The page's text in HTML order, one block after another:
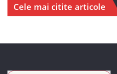
Cele mai citite articole